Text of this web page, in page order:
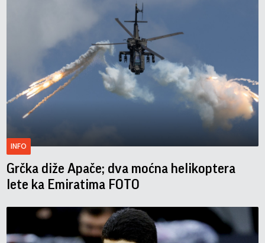
INFO
Grčka diže Apače; dva moćna helikoptera
lete ka Emiratima FOTO